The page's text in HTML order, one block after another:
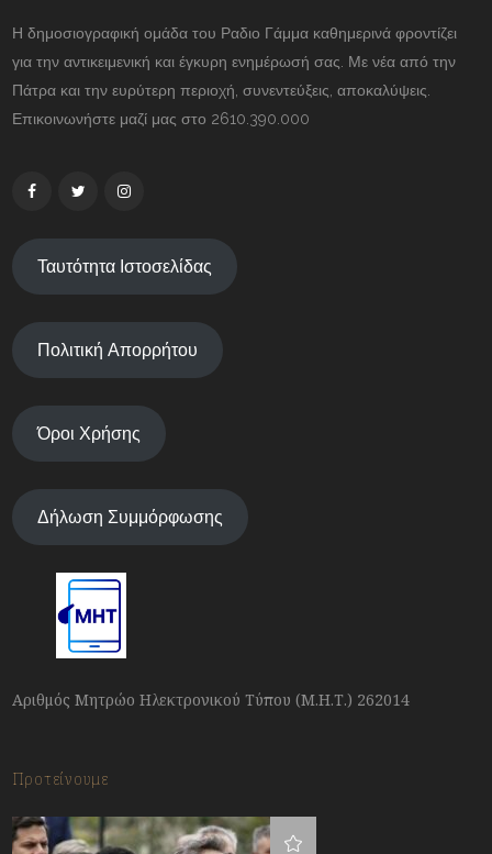
Η δημοσιογραφική ομάδα του Ραδιο Γάμμα καθημερινά φροντίζει
για την αντικειμενική και έγκυρη ενημέρωσή σας. Με νέα από την
Πάτρα και την ευρύτερη περιοχή, συνεντεύξεις, αποκαλύψεις.
Επικοινωνήστε μαζί μας στο 2610.390.000
Ταυτότητα Ιστοσελίδας
Πολιτική Απορρήτου
Όροι Χρήσης
Δήλωση Συμμόρφωσης
Αριθμός Μητρώο Ηλεκτρονικού Τύπου (Μ.Η.Τ.) 262014
Προτείνουμε